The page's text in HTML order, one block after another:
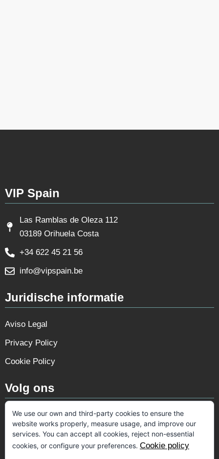
VIP Spain
Las Ramblas de Oleza 112
03189 Orihuela Costa
+34 622 45 21 56
info@vipspain.be
Juridische informatie
Aviso Legal
Privacy Policy
Cookie Policy
Volg ons
We use our own and third-party cookies to ensure the
website works properly, measure usage, and improve our
services. You can accept all cookies, reject non-essential
cookies, or configure your preferences. Cookie policy